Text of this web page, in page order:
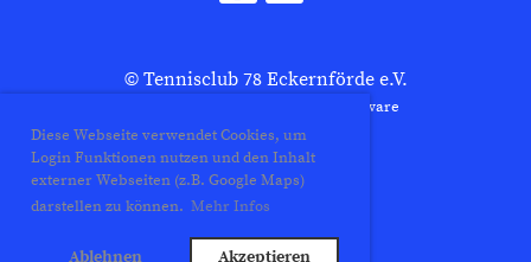
Diese Webseite verwendet Cookies, um
Login Funktionen nutzen und den Inhalt
externer Webseiten (z.B. Google Maps)
darstellen zu können. Mehr Infos
Ablehnen Akzeptieren
© Tennisclub 78 Eckernförde e.V.
Erstellt mit ClubDesk Vereinssoftware
Impressum